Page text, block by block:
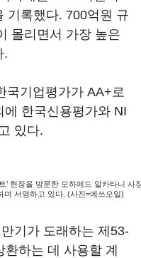
기록했다. 700억원 규
몰리면서 가장 높은
.
국기업평가가 AA+로
한국신용평가와 NI
있다.
’ 현장을 방문한 모하메드 알카타니 사
며 서명하고 있다. (사진=에쓰오일)
기가 도래하는 제53-
하는 데 사용할 계